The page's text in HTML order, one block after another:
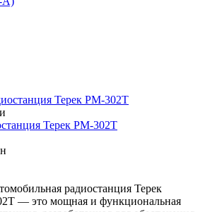
Терек РМ-302T
радиостанция Терек
— это мощная и функциональная